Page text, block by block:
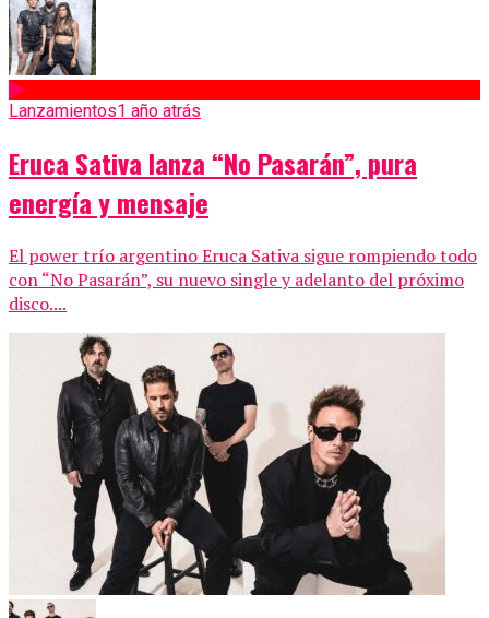
Lanzamientos1 año atrás
Eruca Sativa lanza “No Pasarán”, pura
energía y mensaje
El power trío argentino Eruca Sativa sigue rompiendo todo
con “No Pasarán”, su nuevo single y adelanto del próximo
disco....